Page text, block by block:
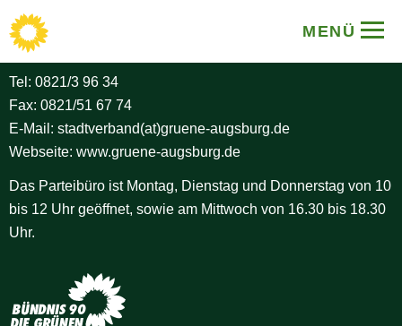
MENÜ
BÜNDNIS 90/DIE GRÜNEN
Stadtverband Augsburg
Tel: 0821/3 96 34
Fax: 0821/51 67 74
E-Mail: stadtverband(at)gruene-augsburg.de
Webseite: www.gruene-augsburg.de
Das Parteibüro ist Montag, Dienstag und Donnerstag von 10
bis 12 Uhr geöffnet, sowie am Mittwoch von 16.30 bis 18.30
Uhr.